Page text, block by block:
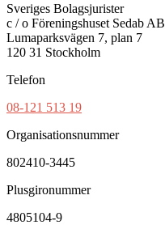
Sveriges Bolagsjurister
c / o Föreningshuset Sedab AB
Lumaparksvägen 7, plan 7
120 31 Stockholm
Telefon
08-121 513 19
Organisationsnummer
802410-3445
Plusgironummer
4805104-9